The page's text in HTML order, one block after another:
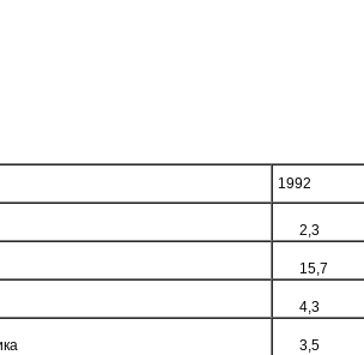
1992
2,3
15,7
4,3
3,5